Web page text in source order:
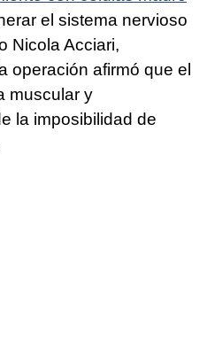
el sistema nervioso
Nicola Acciari,
operación afirmó que el
muscular y
la imposibilidad de